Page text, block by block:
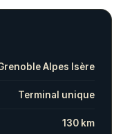
Alpes Isère
Terminal unique
130 km